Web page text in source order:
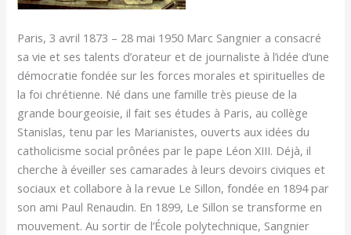
Paris, 3 avril 1873 – 28 mai 1950 Marc Sangnier a consacré
sa vie et ses talents d’orateur et de journaliste à l’idée d’une
démocratie fondée sur les forces morales et spirituelles de
la foi chrétienne. Né dans une famille très pieuse de la
grande bourgeoisie, il fait ses études à Paris, au collège
Stanislas, tenu par les Marianistes, ouverts aux idées du
catholicisme social prônées par le pape Léon XIII. Déjà, il
cherche à éveiller ses camarades à leurs devoirs civiques et
sociaux et collabore à la revue Le Sillon, fondée en 1894 par
son ami Paul Renaudin. En 1899, Le Sillon se transforme en
mouvement. Au sortir de l’École polytechnique, Sangnier